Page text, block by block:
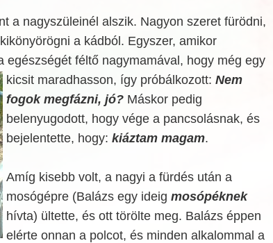
a nagyszüleinél alszik. Nagyon szeret fürödni,
a kádból. Egyszer, amikor
egészségét féltő nagymamával, hogy még egy
kicsit maradhasson, így próbálkozott: Nem
fogok megfázni, jó?Máskor pedig
belenyugodott, hogy vége a pancsolásnak, és
bejelentette, hogy: kiáztam magam.
Amíg kisebb volt, a nagyi a fürdés után a
mosógépre (Balázs egy ideig mosópéknek
hívta) ültette, és ott törölte meg. Balázs éppen
elérte onnan a polcot, és minden alkalommal a